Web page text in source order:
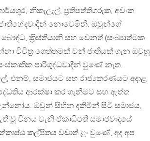
නිකැලැල්, ප‍්‍රතිපත්තිගරුක, අවංක
නොවෙමිනි. ඔවුන්ගේ
ක‍්‍රිස්තියානි සහ වෙනත් (සංඛ්‍යාත්මක
විචිත‍්‍ර ගෙත්තමක් වන් ජාතියක් ගැන ඔවුහූ
පාරිශුද්ධවාදීන් වුණේ නැත.
එනම්, සමාජයට සහ රාජ්‍යකරණයට අදාළ
ආරක්ෂා කර ගැනීමට සහ ඇත්ත
ඔවුන් සිහින දකිමින් සිටි සමාජය,
වූ චීනය වැනි ඒකාධිපති සමාජවාදයේ
කල්පිතය වඩාත් ළං වුණේ, අද අප